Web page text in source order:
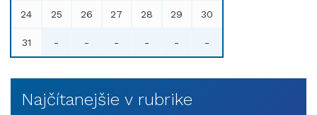
24 25 26 27 28 29 30
31 - - - - - -
Najčítanejšie v rubrike